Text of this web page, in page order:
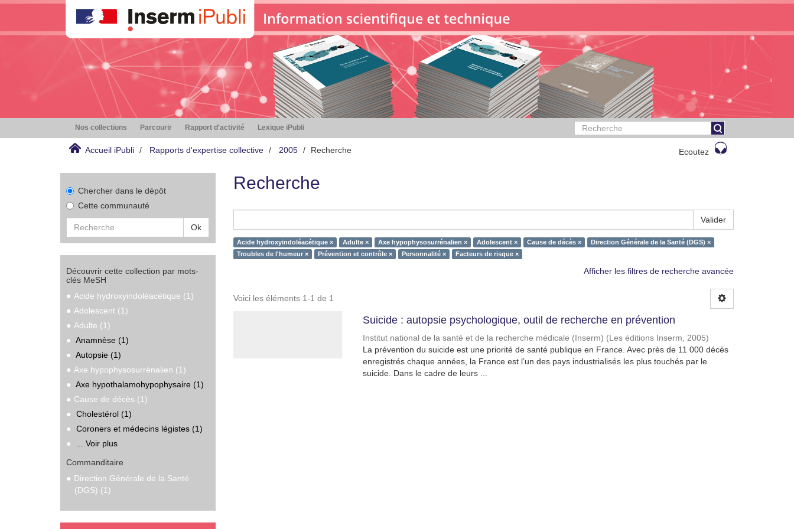
Nos collections Parcourir Rapport d'activité Lexique iPubli
Accueil iPubli Rapports d'expertise collective 2005 Recherche Ecoutez
Chercher dans le dépôt
Cette communauté
Ok
Découvrir cette collection par mots-
clés MeSH
Acide hydroxyindoléacétique (1)
Adolescent (1)
Adulte (1)
Anamnèse (1)
Autopsie (1)
Axe hypophysosurrénalien (1)
Axe hypothalamohypophysaire (1)
Cause de décès (1)
Cholestérol (1)
Coroners et médecins légistes (1)
... Voir plus
Commanditaire
Direction Générale de la Santé
(DGS) (1)
Recherche
Valider
Acide hydroxyindoléacétique × Adulte × Axe hypophysosurrénalien × Adolescent × Cause de décès ×
Direction Générale de la Santé (DGS) ×
Troubles de l'humeur ×
Prévention et contrôle × Personnalité × Facteurs de risque ×
Afficher les filtres de recherche avancée
Voici les éléments 1-1 de 1
Suicide : autopsie psychologique, outil de recherche en prévention
Institut national de la santé et de la recherche médicale (Inserm) (Les éditions Inserm, 2005)
La prévention du suicide est une priorité de santé publique en France. Avec près de 11 000 décès
enregistrés chaque années, la France est l’un des pays industrialisés les plus touchés par le
suicide. Dans le cadre de leurs ...